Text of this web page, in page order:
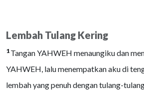
Lembah Tulang Kering
1 Tangan YAHWEH menaungiku dan
YAHWEH, lalu menempatkan aku di
lembah yang penuh dengan tulang-